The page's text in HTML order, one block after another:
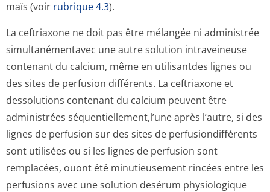
maïs (voir rubrique 4.3).
La ceftriaxone ne doit pas être mélangée ni administrée
simultanémentavec une autre solution intraveineuse
contenant du calcium, même en utilisantdes lignes ou
des sites de perfusion différents. La ceftriaxone et
dessolutions contenant du calcium peuvent être
administrées séquentiellemen­t,l’une après l’autre, si des
lignes de perfusion sur des sites de perfusiondifférents
sont utilisées ou si les lignes de perfusion sont
remplacées, ouont été minutieusement rincées entre les
perfusions avec une solution desérum physiologique